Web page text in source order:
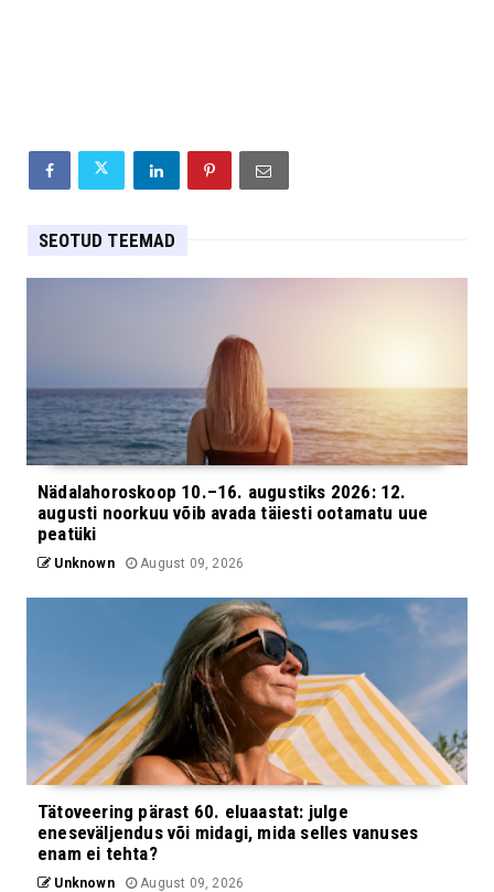
SEOTUD TEEMAD
Nädalahoroskoop 10.–16. augustiks 2026: 12.
augusti noorkuu võib avada täiesti ootamatu uue
peatüki
Unknown August 09, 2026
Tätoveering pärast 60. eluaastat: julge
eneseväljendus või midagi, mida selles vanuses
enam ei tehta?
Unknown August 09, 2026